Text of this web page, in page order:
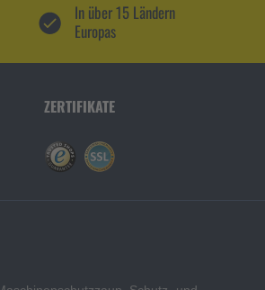
In über 15 Ländern
Europas
ZERTIFIKATE